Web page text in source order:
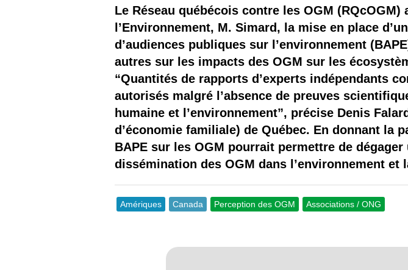
Il y a semence…. et semence
Quels sont les avantages et
Le Réseau québécois contre les OGM
l’Environnement, M. Simard, la mise en place
d’audiences publiques sur l’environnement
autres sur les impacts des OGM sur les
“Quantités de rapports d’experts indépendants
autorisés malgré l’absence de preuves
humaine et l’environnement”, précise Denis
d’économie familiale) de Québec. En donnant la
BAPE sur les OGM pourrait permettre de
dissémination des OGM dans l’environnement et
Amériques Canada Perception des OGM Associations / ONG